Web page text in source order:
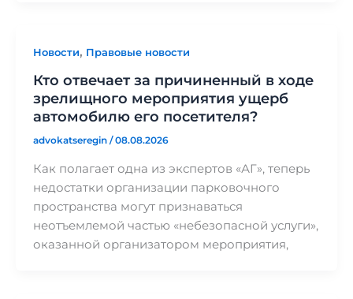
Новости, Правовые новости
Кто отвечает за причиненный в ходе
зрелищного мероприятия ущерб
автомобилю его посетителя?
advokatseregin /08.08.2026
Как полагает одна из экспертов «АГ», теперь
недостатки организации парковочного
пространства могут признаваться
неотъемлемой частью «небезопасной услуги»,
оказанной организатором мероприятия,